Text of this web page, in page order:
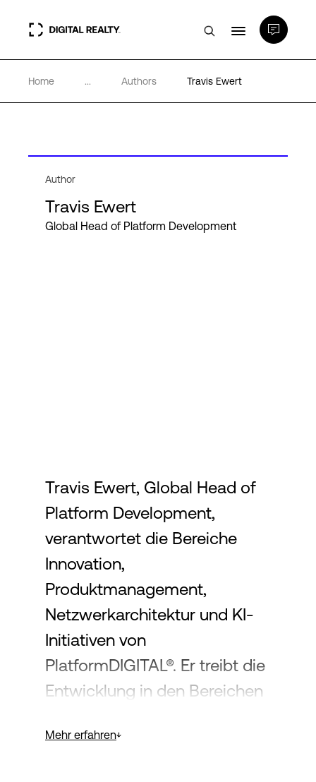
Rechenzentren
Partner
Wissenswertes
Home ... Authors Travis Ewert
Author
Travis Ewert
Global Head of Platform Development
Travis Ewert, Global Head of
Platform Development,
verantwortet die Bereiche
Innovation,
Produktmanagement,
Netzwerkarchitektur und KI-
Initiativen von
PlatformDIGITAL®. Er treibt die
Entwicklung in den Bereichen
Datenstrategie voran, um
Mehr erfahren